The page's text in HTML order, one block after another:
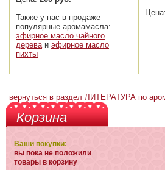
Также у нас в продаже
популярные аромамасла:
эфирное масло чайного
дереваи эфирное масло
пихты
Цена:
вернуться в раздел ЛИТЕРАТУРА по
Корзина
Ваши покупки:
вы пока не положили
товары в корзину